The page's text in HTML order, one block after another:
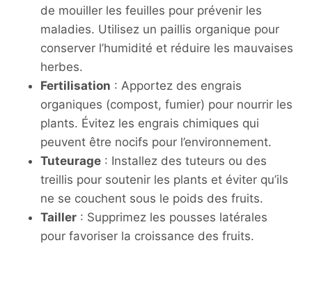
de mouiller les feuilles pour prévenir les
maladies. Utilisez un paillis organique pour
conserver l’humidité et réduire les mauvaises
herbes.
Fertilisation : Apportez des engrais
organiques (compost, fumier) pour nourrir les
plants. Évitez les engrais chimiques qui
peuvent être nocifs pour l’environnement.
Tuteurage : Installez des tuteurs ou des
treillis pour soutenir les plants et éviter qu’ils
ne se couchent sous le poids des fruits.
Tailler : Supprimez les pousses latérales
pour favoriser la croissance des fruits.